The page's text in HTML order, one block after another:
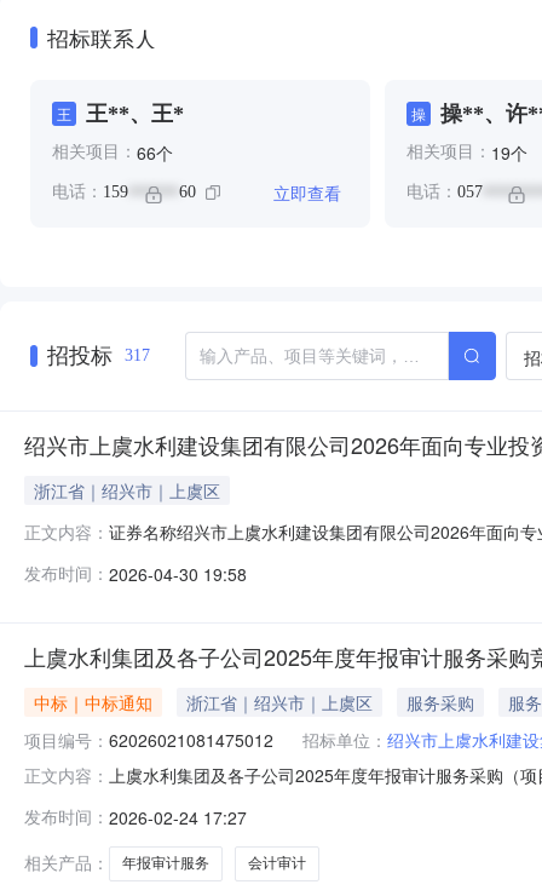
招标联系人
王 王**、王*
相关项目： 66个
电话： 159 ****** 60 立即查看
操 操**、许
相关项目： 19个
电话： 057
招投标 317
绍兴市上虞水利建设集团有限公司2026年面向专业
浙江省｜绍兴市｜上虞区
正文内容： 证券名称绍兴市上虞水利建设集团有限公司2026年面向
利率/浮动债首次票面利率(%)2/-利率类型固定利率基准
发布时间： 2026-04-30 19:58
上虞水利集团及各子公司2025年度年报审计服务采购
中标｜中标通知 浙江省｜绍兴市｜上虞区 服务采购
服务
项目编号： 62026021081475012 招标单位： 绍兴市上虞水利建
正文内容： 上虞水利集团及各子公司2025年度年报审计服务采购（
企区报价起止时间：2026-02-1214:31-2026-02-
发布时间： 2026-02-24 17:27
相关产品：
年报审计服务 会计审计